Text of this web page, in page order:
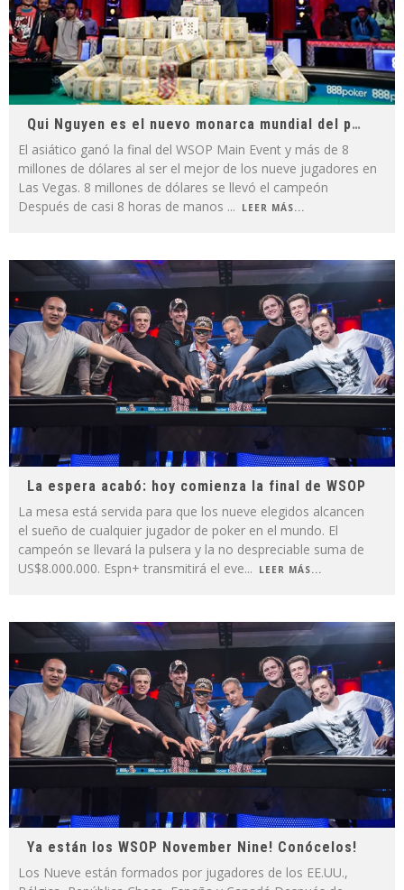
Qui Nguyen es el nuevo monarca mundial del poker
El asiático ganó la final del WSOP Main Event y más de 8
millones de dólares al ser el mejor de los nueve jugadores en
Las Vegas. 8 millones de dólares se llevó el campeón
Después de casi 8 horas de manos ... LEER MÁS...
La espera acabó: hoy comienza la final de WSOP
La mesa está servida para que los nueve elegidos alcancen
el sueño de cualquier jugador de poker en el mundo. El
campeón se llevará la pulsera y la no despreciable suma de
US$8.000.000. Espn+ transmitirá el eve... LEER MÁS...
Ya están los WSOP November Nine! Conócelos!
Los Nueve están formados por jugadores de los EE.UU.,